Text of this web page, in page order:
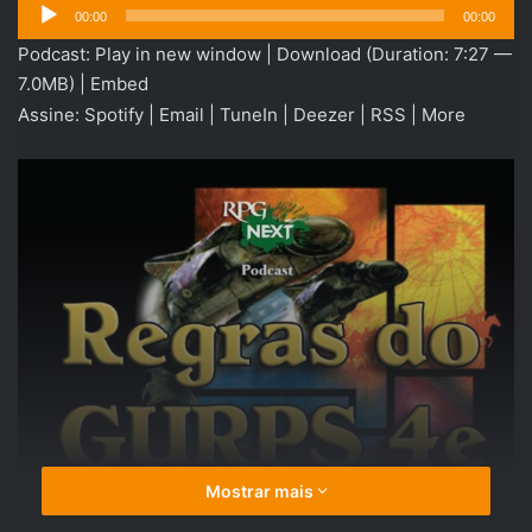
Tocador
de
áudio
00:00 00:00
Podcast: Play in new window Download (Duration: 7:27 —
7.0MB) | Embed
Assine: Spotify Email TuneIn Deezer RSS More
Mostrar mais